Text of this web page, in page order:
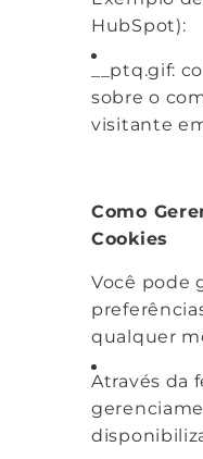
HubSpot):
__ptq.gif:
sobre o
visitante
Como
Cookies
Você pode
qualquer
Através da